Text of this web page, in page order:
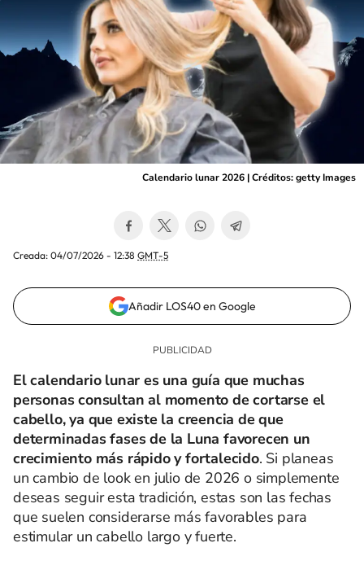
Calendario lunar 2026 | Créditos: getty Images
Creada: 04/07/2026 - 12:38 GMT-5
Añadir LOS40 en Google
El calendario lunar es una guía que muchas
personas consultan al momento de cortarse el
cabello, ya que existe la creencia de que
determinadas fases de la Luna favorecen un
crecimiento más rápido y fortalecido. Si planeas
un cambio de look en julio de 2026 o simplemente
deseas seguir esta tradición, estas son las fechas
que suelen considerarse más favorables para
estimular un cabello largo y fuerte.